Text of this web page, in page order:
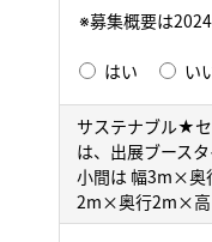
※募集概要は
はい い
サステナブル★
は、出展ブース
小間は 幅3m×奥
2m×奥行2m×高